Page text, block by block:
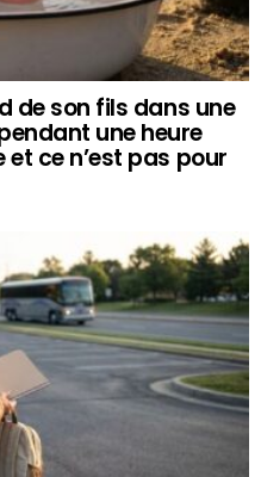
de son fils dans une
une heure
ce n’est pas pour